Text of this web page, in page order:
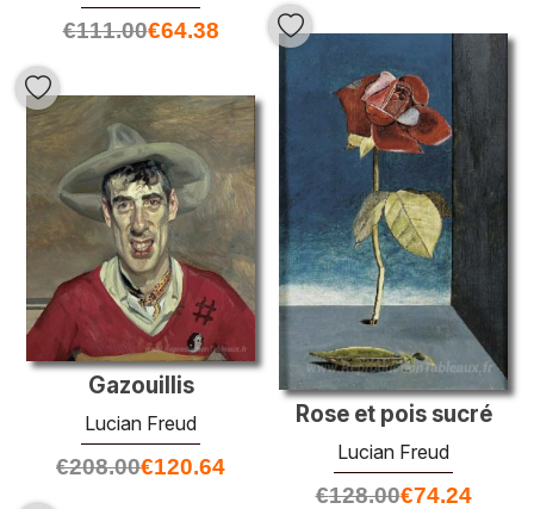
€111.00€64.38
Rose et pois sucré
Lucian Freud
€128.00€74.24
Gazouillis
Lucian Freud
€208.00€120.64